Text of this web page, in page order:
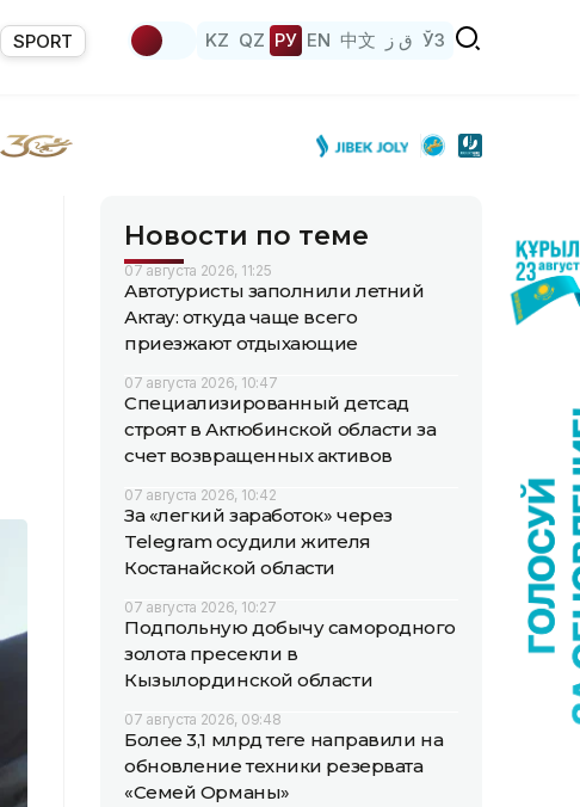
SPORT KZ QZ РУ EN 中文 ق ز ЎЗ
Новости по теме
07 августа 2026, 11:25
Автотуристы заполнили летний
Актау: откуда чаще всего
приезжают отдыхающие
07 августа 2026, 10:47
Специализированный детсад
строят в Актюбинской области за
счет возвращенных активов
07 августа 2026, 10:42
За «легкий заработок» через
Telegram осудили жителя
Костанайской области
07 августа 2026, 10:27
Подпольную добычу самородного
золота пресекли в
Кызылординской области
07 августа 2026, 09:48
Более 3,1 млрд теңге направили на
обновление техники резервата
«Семей Орманы»